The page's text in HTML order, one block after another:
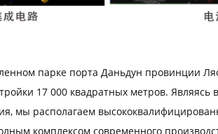
парке порта Даньдун провинции
17 000 квадратных метров.
мы располагаем
комплексом современного